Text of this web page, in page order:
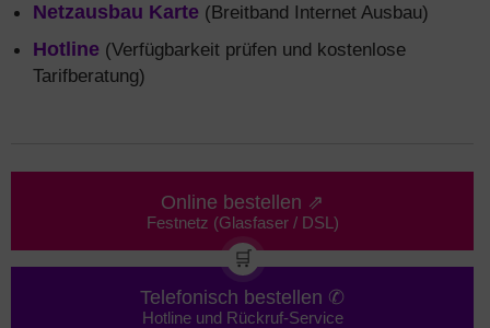
Netzausbau Karte (Breitband Internet Ausbau)
Hotline (Verfügbarkeit prüfen und kostenlose
Tarifberatung)
Online bestellen ⇗
Festnetz (Glasfaser / DSL)
🛒
Telefonisch bestellen ✆
Hotline und Rückruf-Service